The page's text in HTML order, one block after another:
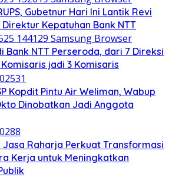
Gubetnur Hari Ini Lantik Revi
Kepatuhan Bank NTT
Bank NTT Perseroda, dari 7 Direksi
jadi 3 Komisaris
Kopdit Pintu Air Weliman, Wabup
Dinobatkan Jadi Anggota
Jasa Raharja Perkuat Transformasi
Kerja untuk Meningkatkan